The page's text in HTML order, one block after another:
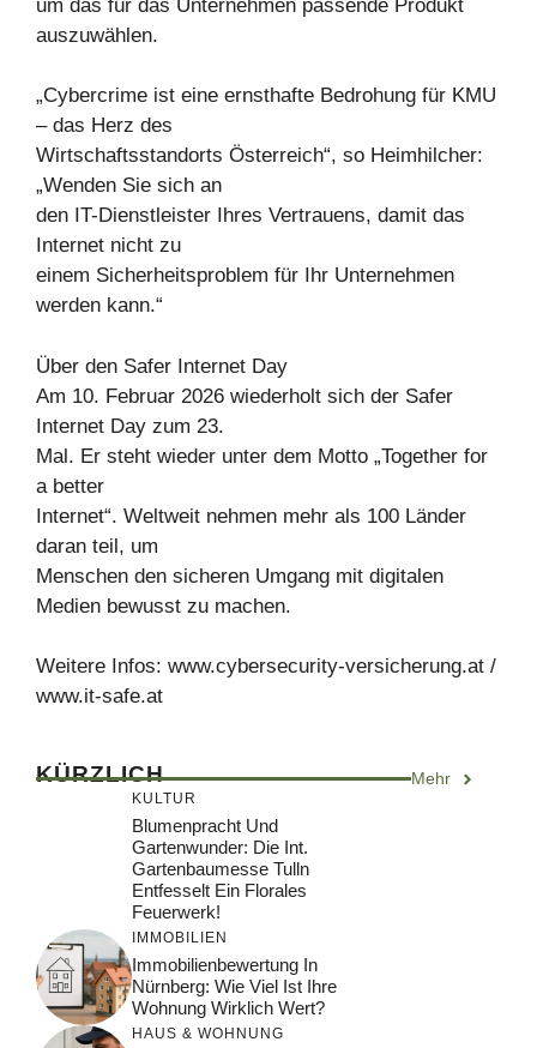
um das für das Unternehmen passende Produkt
auszuwählen.
„Cybercrime ist eine ernsthafte Bedrohung für KMU
– das Herz des
Wirtschaftsstandorts Österreich“, so Heimhilcher:
„Wenden Sie sich an
den IT-Dienstleister Ihres Vertrauens, damit das
Internet nicht zu
einem Sicherheitsproblem für Ihr Unternehmen
werden kann.“
Über den Safer Internet Day
Am 10. Februar 2026 wiederholt sich der Safer
Internet Day zum 23.
Mal. Er steht wieder unter dem Motto „Together for
a better
Internet“. Weltweit nehmen mehr als 100 Länder
daran teil, um
Menschen den sicheren Umgang mit digitalen
Medien bewusst zu machen.
Weitere Infos: www.cybersecurity-versicherung.at /
www.it-safe.at
KÜRZLICH Mehr
KULTUR
Blumenpracht Und
Gartenwunder: Die Int.
Gartenbaumesse Tulln
Entfesselt Ein Florales
Feuerwerk!
IMMOBILIEN
Immobilienbewertung In
Nürnberg: Wie Viel Ist Ihre
Wohnung Wirklich Wert?
HAUS & WOHNUNG